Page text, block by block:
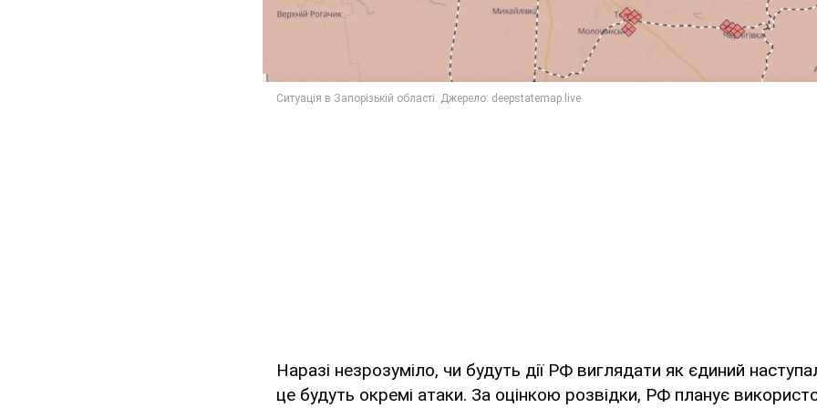
Наразі незрозуміло, чи будуть дії РФ виглядати як єдиний
це будуть окремі атаки. За оцінкою розвідки, РФ планує